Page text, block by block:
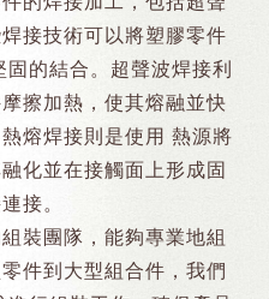
接技術可以將塑膠零件
的結合。超聲波焊接利
擦加熱，使其熔融並快
熔焊接則是使用 熱源將
化並在接觸面上形成固
接。
裝團隊，能夠專業地組
件到大型組合件，我們